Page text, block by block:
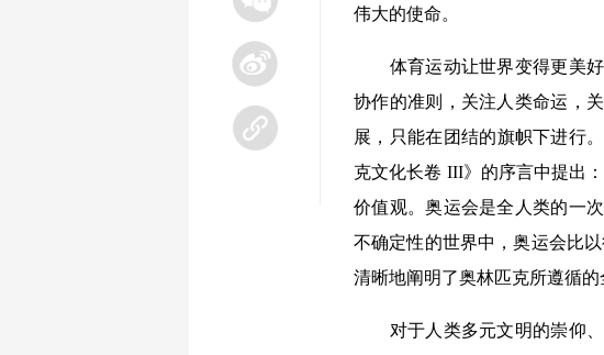
伟大的使命。
体育运动让世界变得更美好
协作的准则，关注人类命运，
展，只能在团结的旗帜下进行
克文化长卷 III》的序言中提出
价值观。奥运会是全人类的一
不确定性的世界中，奥运会比
清晰地阐明了奥林匹克所遵循的
对于人类多元文明的崇仰、